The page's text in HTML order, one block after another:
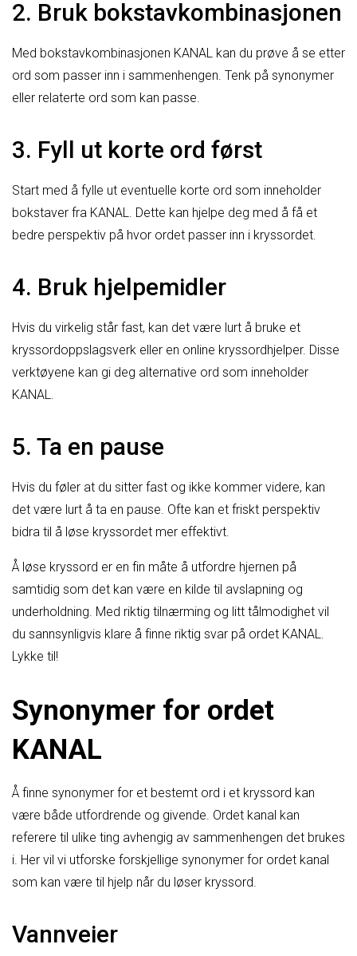
2. Bruk bokstavkombinasjonen
Med bokstavkombinasjonen KANAL kan du prøve å se etter
ord som passer inn i sammenhengen. Tenk på synonymer
eller relaterte ord som kan passe.
3. Fyll ut korte ord først
Start med å fylle ut eventuelle korte ord som inneholder
bokstaver fra KANAL. Dette kan hjelpe deg med å få et
bedre perspektiv på hvor ordet passer inn i kryssordet.
4. Bruk hjelpemidler
Hvis du virkelig står fast, kan det være lurt å bruke et
kryssordoppslagsverk eller en online kryssordhjelper. Disse
verktøyene kan gi deg alternative ord som inneholder
KANAL.
5. Ta en pause
Hvis du føler at du sitter fast og ikke kommer videre, kan
det være lurt å ta en pause. Ofte kan et friskt perspektiv
bidra til å løse kryssordet mer effektivt.
Å løse kryssord er en fin måte å utfordre hjernen på
samtidig som det kan være en kilde til avslapning og
underholdning. Med riktig tilnærming og litt tålmodighet vil
du sannsynligvis klare å finne riktig svar på ordet KANAL.
Lykke til!
Synonymer for ordet
KANAL
Å finne synonymer for et bestemt ord i et kryssord kan
være både utfordrende og givende. Ordet kanal kan
referere til ulike ting avhengig av sammenhengen det brukes
i. Her vil vi utforske forskjellige synonymer for ordet kanal
som kan være til hjelp når du løser kryssord.
Vannveier